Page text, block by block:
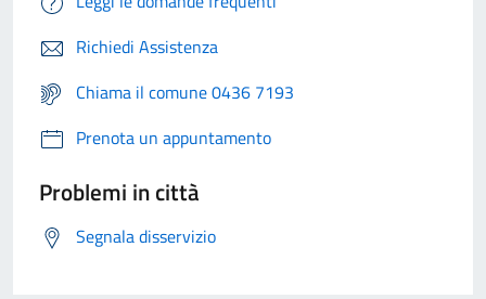
Richiedi Assistenza
Chiama il comune 0436 7193
Prenota un appuntamento
Problemi in città
Segnala disservizio